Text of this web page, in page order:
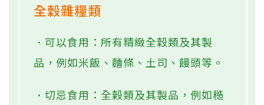
全穀雜糧類
．可以食用：所有精緻全穀類及其製
品，例如米飯、麵條、土司、饅頭等。
．切忌食用：全榖類及其製品，例如糙